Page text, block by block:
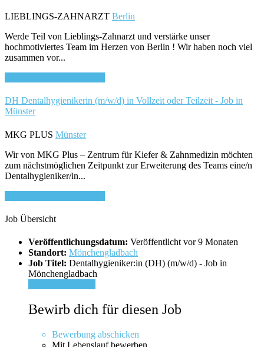
LIEBLINGS-ZAHNARZT Berlin
Werde Teil von Lieblings-Zahnarzt und verstärke unser
hochmotiviertes Team im Herzen von Berlin ! Wir haben noch viel
zusammen vor...
DH Dentalhygienikerin (m/w/d) in Vollzeit oder Teilzeit - Job in
Münster
MKG PLUS Münster
Wir von MKG Plus – Zentrum für Kiefer & Zahnmedizin möchten
zum nächstmöglichen Zeitpunkt zur Erweiterung des Teams eine/n
Dentalhygieniker/in...
Job Übersicht
Veröffentlichungsdatum: Veröffentlicht vor 9 Monaten
Standort: Mönchengladbach
Job Titel: Dentalhygieniker:in (DH) (m/w/d) - Job in
Mönchengladbach
Bewirb dich für diesen Job
Bewerbung abschicken
Mit Lebenslauf bewerben